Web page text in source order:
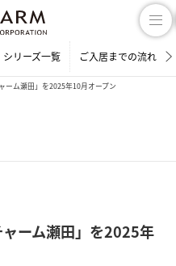
シリーズ一覧 ご入居までの流れ
ーム瀬田」を2025年10月オープン
ーム瀬田」を2025年